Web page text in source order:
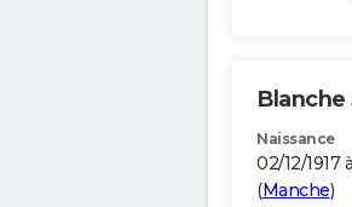
Blanche
Naissance
02/12/1917 à
(Manche)